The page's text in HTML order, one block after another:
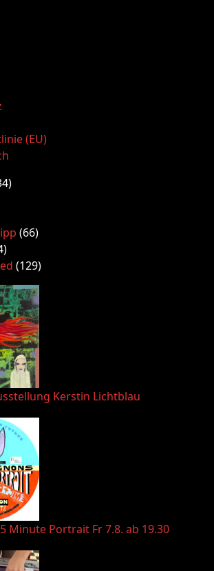
(EU)
(66)
(129)
Kerstin Lichtblau
Minute Portrait Fr 7.8. ab 19.30